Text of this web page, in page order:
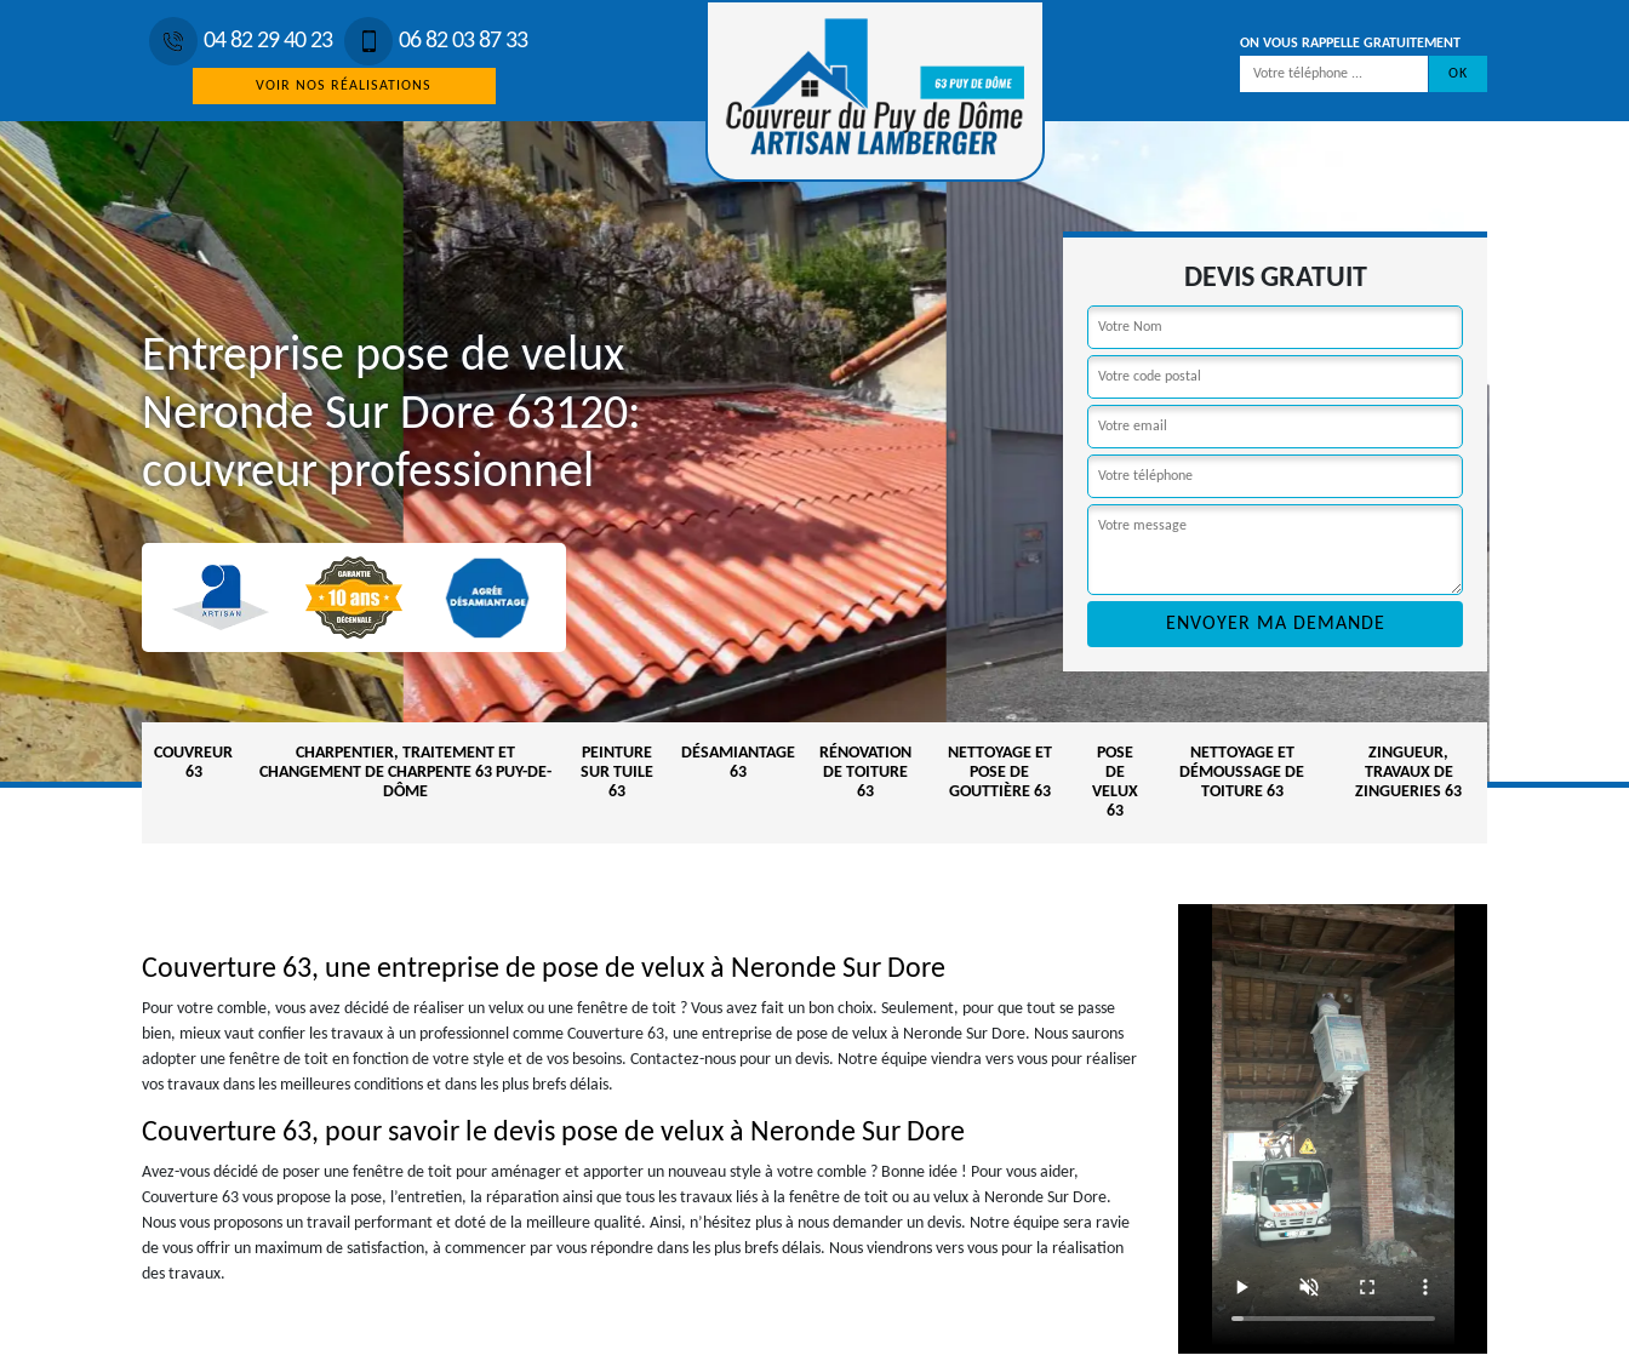
04 82 29 40 23 06 82 03 87 33
VOIR NOS RÉALISATIONS
ON VOUS RAPPELLE GRATUITEMENT
Entreprise pose de velux
Neronde Sur Dore 63120:
couvreur professionnel
DEVIS GRATUIT
COUVREUR
63
CHARPENTIER, TRAITEMENT ET
CHANGEMENT DE CHARPENTE 63 PUY-DE-
DÔME
PEINTURE
SUR TUILE
63
DÉSAMIANTAGE
63
RÉNOVATION
DE TOITURE
63
NETTOYAGE ET
POSE DE
GOUTTIÈRE 63
POSE
DE
VELUX
63
NETTOYAGE ET
DÉMOUSSAGE DE
TOITURE 63
ZINGUEUR,
TRAVAUX DE
ZINGUERIES 63
Couverture 63, une entreprise de pose de velux à Neronde Sur Dore
Pour votre comble, vous avez décidé de réaliser un velux ou une fenêtre de toit ? Vous avez fait un bon choix. Seulement, pour que tout se passe
bien, mieux vaut confier les travaux à un professionnel comme Couverture 63, une entreprise de pose de velux à Neronde Sur Dore. Nous saurons
adopter une fenêtre de toit en fonction de votre style et de vos besoins. Contactez-nous pour un devis. Notre équipe viendra vers vous pour réaliser
vos travaux dans les meilleures conditions et dans les plus brefs délais.
Couverture 63, pour savoir le devis pose de velux à Neronde Sur Dore
Avez-vous décidé de poser une fenêtre de toit pour aménager et apporter un nouveau style à votre comble ? Bonne idée ! Pour vous aider,
Couverture 63 vous propose la pose, l’entretien, la réparation ainsi que tous les travaux liés à la fenêtre de toit ou au velux à Neronde Sur Dore.
Nous vous proposons un travail performant et doté de la meilleure qualité. Ainsi, n’hésitez plus à nous demander un devis. Notre équipe sera ravie
de vous offrir un maximum de satisfaction, à commencer par vous répondre dans les plus brefs délais. Nous viendrons vers vous pour la réalisation
des travaux.